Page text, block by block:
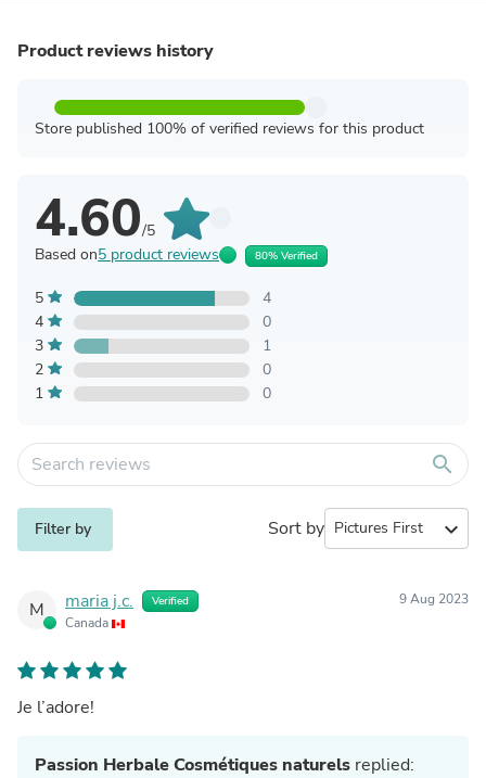
Product reviews history
Store published 100% of verified reviews for this product
4.60/5
Based on5 product reviews 80% Verified
5
4
4
0
3
1
2
0
1
0
search
Filter by Sort by expand_more
M maria j.c. Verified
Canada
9 Aug 2023
Je l’adore!
Passion Herbale Cosmétiques naturels replied: